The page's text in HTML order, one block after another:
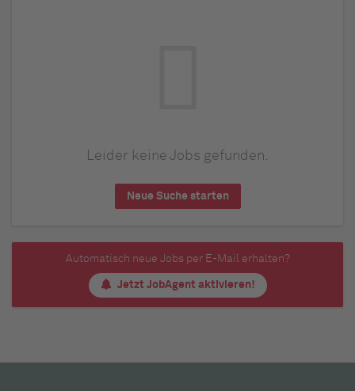
Leider keine Jobs gefunden.
Neue Suche starten
Automatisch neue Jobs per E-Mail erhalten?
Jetzt JobAgent aktivieren!